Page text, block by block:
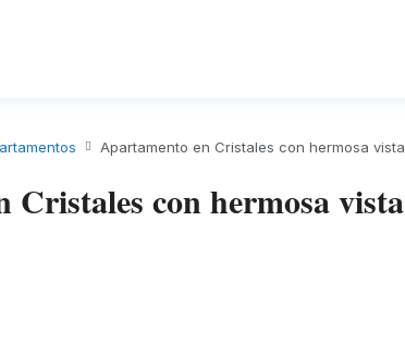
Apartamento en Cristales con hermosa vista
Cristales con hermosa vista